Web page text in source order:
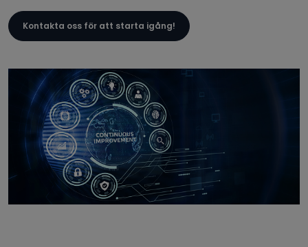
Kontakta oss för att starta igång!